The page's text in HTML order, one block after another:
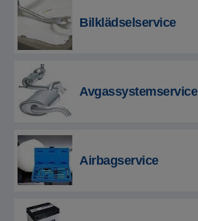
Bilklädselservice
Avgassystemservice
Airbagservice